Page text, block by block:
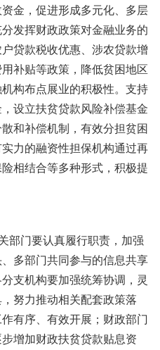
金，促进形成多元化、多层
发挥财政政策对金融业务的
贷款税收优惠、涉农贷款增
补贴等政策，降低贫困地区
构布点展业的积极性。支持
设立扶贫贷款风险补偿基金
和补偿机制，有效分担贫困
力的融资性担保机构通过再
相结合等多种形式，积极提
部门要认真履行职责，加强
多部门共同参与的信息共享
支机构要加强统筹协调，灵
努力推动相关配套政策落
有序、有效开展；财政部门
增加财政扶贫贷款贴息资